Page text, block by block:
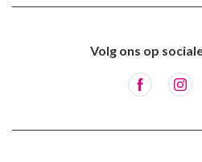
Volg ons op